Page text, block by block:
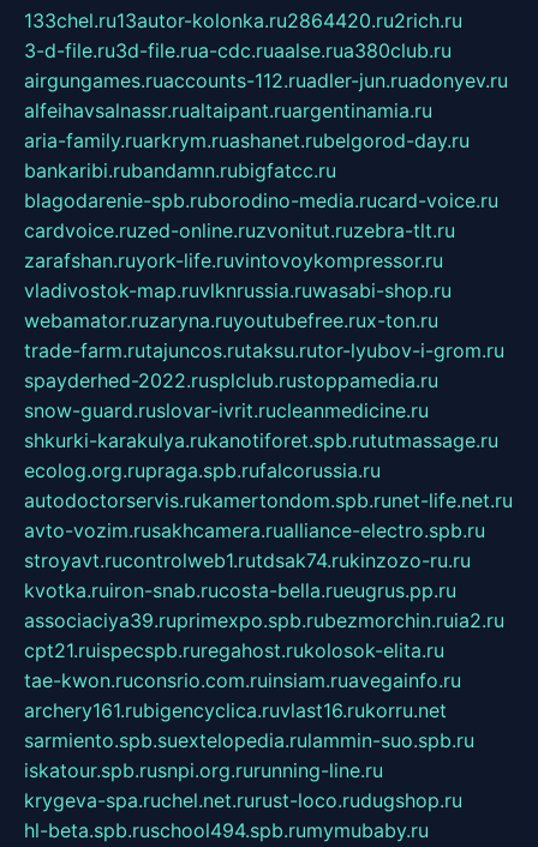
133chel.ru13autor-kolonka.ru2864420.ru2rich.ru
3-d-file.ru3d-file.rua-cdc.ruaalse.rua380club.ru
airgungames.ruaccounts-112.ruadler-jun.ruadonyev.ru
alfeihavsalnassr.rualtaipant.ruargentinamia.ru
aria-family.ruarkrym.ruashanet.rubelgorod-day.ru
bankaribi.rubandamn.rubigfatcc.ru
blagodarenie-spb.ruborodino-media.rucard-voice.ru
cardvoice.ruzed-online.ruzvonitut.ruzebra-tlt.ru
zarafshan.ruyork-life.ruvintovoykompressor.ru
vladivostok-map.ruvlknrussia.ruwasabi-shop.ru
webamator.ruzaryna.ruyoutubefree.rux-ton.ru
trade-farm.rutajuncos.rutaksu.rutor-lyubov-i-grom.ru
spayderhed-2022.rusplclub.rustoppamedia.ru
snow-guard.ruslovar-ivrit.rucleanmedicine.ru
shkurki-karakulya.rukanotiforet.spb.rututmassage.ru
ecolog.org.rupraga.spb.rufalcorussia.ru
autodoctorservis.rukamertondom.spb.runet-life.net.ru
avto-vozim.rusakhcamera.rualliance-electro.spb.ru
stroyavt.rucontrolweb1.rutdsak74.rukinzozo-ru.ru
kvotka.ruiron-snab.rucosta-bella.rueugrus.pp.ru
associaciya39.ruprimexpo.spb.rubezmorchin.ruia2.ru
cpt21.ruispecspb.ruregahost.rukolosok-elita.ru
tae-kwon.ruconsrio.com.ruinsiam.ruavegainfo.ru
archery161.rubigencyclica.ruvlast16.rukorru.net
sarmiento.spb.suextelopedia.rulammin-suo.spb.ru
iskatour.spb.rusnpi.org.rurunning-line.ru
krygeva-spa.ruchel.net.rurust-loco.rudugshop.ru
hl-beta.spb.ruschool494.spb.rumymubaby.ru